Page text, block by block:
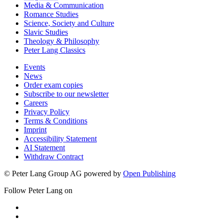
Media & Communication
Romance Studies
Science, Society and Culture
Slavic Studies
Theology & Philosophy
Peter Lang Classics
Events
News
Order exam copies
Subscribe to our newsletter
Careers
Privacy Policy
Terms & Conditions
Imprint
Accessibility Statement
AI Statement
Withdraw Contract
© Peter Lang Group AG powered by Open Publishing
Follow Peter Lang on